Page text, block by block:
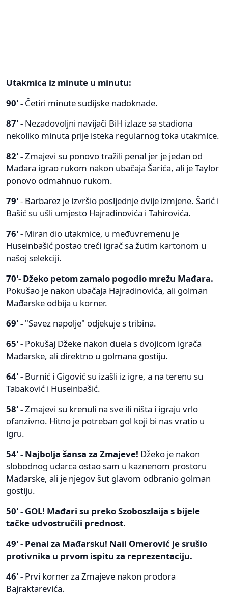
Utakmica iz minute u minutu:
90' - Četiri minute sudijske nadoknade.
87' - Nezadovoljni navijači BiH izlaze sa stadiona
nekoliko minuta prije isteka regularnog toka utakmice.
82' -Zmajevi su ponovo tražili penal jer je jedan od
Mađara igrao rukom nakon ubačaja Šarića, ali je Taylor
ponovo odmahnuo rukom.
79'- Barbarez je izvršio posljednje dvije izmjene. Šarić i
Bašić su ušli umjesto Hajradinovića i Tahirovića.
76' - Miran dio utakmice, u međuvremenu je
Huseinbašić postao treći igrač sa žutim kartonom u
našoj selekciji.
70'- Džeko petom zamalo pogodio mrežu Mađara.
Pokušao je nakon ubačaja Hajradinovića, ali golman
Mađarske odbija u korner.
69' - "Savez napolje" odjekuje s tribina.
65' - Pokušaj Džeke nakon duela s dvojicom igrača
Mađarske, ali direktno u golmana gostiju.
64' - Burnić i Gigović su izašli iz igre, a na terenu su
Tabaković i Huseinbašić.
58' -Zmajevi su krenuli na sve ili ništa i igraju vrlo
ofanzivno. Hitno je potreban gol koji bi nas vratio u
igru.
54' - Najbolja šansa za Zmajeve! Džeko je nakon
slobodnog udarca ostao sam u kaznenom prostoru
Mađarske, ali je njegov šut glavom odbranio golman
gostiju.
50' - GOL! Mađari su preko Szoboszlaija s bijele
tačke udvostručili prednost.
49' - Penal za Mađarsku! Nail Omerović je srušio
protivnika u prvom ispitu za reprezentaciju.
46' - Prvi korner za Zmajeve nakon prodora
Bajraktarevića.